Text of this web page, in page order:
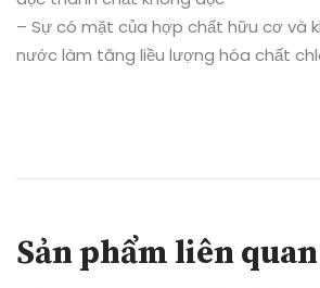
– Sự có mặt của hợp chất hữu cơ và
nước làm tăng liều lượng hóa chất
Sản phẩm liên quan